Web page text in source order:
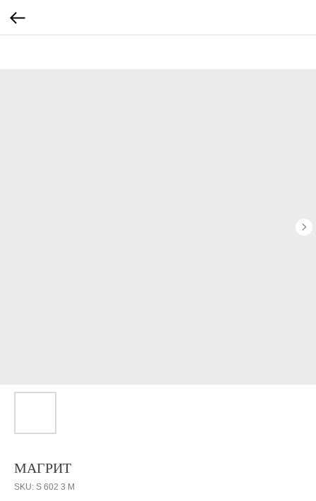
МАГРИТ
SKU: S 602 3 M